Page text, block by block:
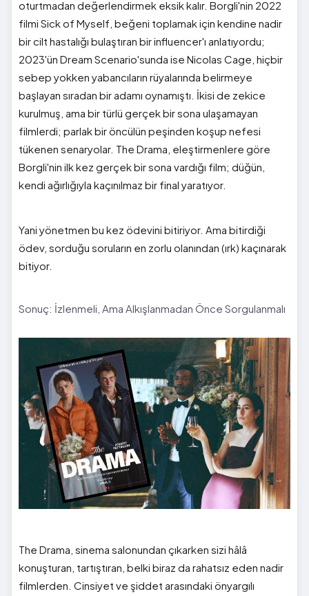
oturtmadan değerlendirmek eksik kalır. Borgli'nin 2022
filmi Sick of Myself, beğeni toplamak için kendine nadir
bir cilt hastalığı bulaştıran bir influencer'ı anlatıyordu;
2023'ün Dream Scenario'sunda ise Nicolas Cage, hiçbir
sebep yokken yabancıların rüyalarında belirmeye
başlayan sıradan bir adamı oynamıştı. İkisi de zekice
kurulmuş, ama bir türlü gerçek bir sona ulaşamayan
filmlerdi; parlak bir öncülün peşinden koşup nefesi
tükenen senaryolar. The Drama, eleştirmenlere göre
Borgli'nin ilk kez gerçek bir sona vardığı film; düğün,
kendi ağırlığıyla kaçınılmaz bir final yaratıyor.
Yani yönetmen bu kez ödevini bitiriyor. Ama bitirdiği
ödev, sorduğu soruların en zorlu olanından (ırk) kaçınarak
bitiyor.
Sonuç: İzlenmeli, Ama Alkışlanmadan Önce Sorgulanmalı
The Drama, sinema salonundan çıkarken sizi hâlâ
konuşturan, tartıştıran, belki biraz da rahatsız eden nadir
filmlerden. Cinsiyet ve şiddet arasındaki önyargılı